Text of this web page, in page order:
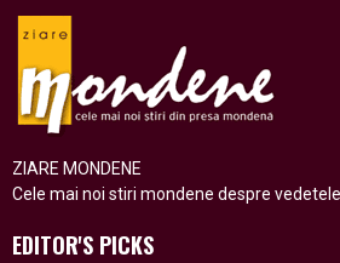
ZIARE MONDENE
Cele mai noi stiri mondene despre
EDITOR'S PICKS